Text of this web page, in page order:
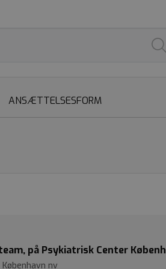
ANSÆTTELSESFORM
på Psykiatrisk Center
nv